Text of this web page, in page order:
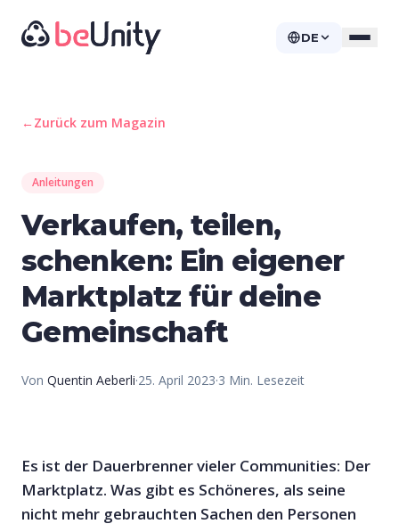
DE
← Zurück zum Magazin
Anleitungen
Verkaufen, teilen,
schenken: Ein eigener
Marktplatz für deine
Gemeinschaft
Von Quentin Aeberli·25. April 2023·3 Min. Lesezeit
Es ist der Dauerbrenner vieler Communities: Der
Marktplatz. Was gibt es Schöneres, als seine
nicht mehr gebrauchten Sachen den Personen